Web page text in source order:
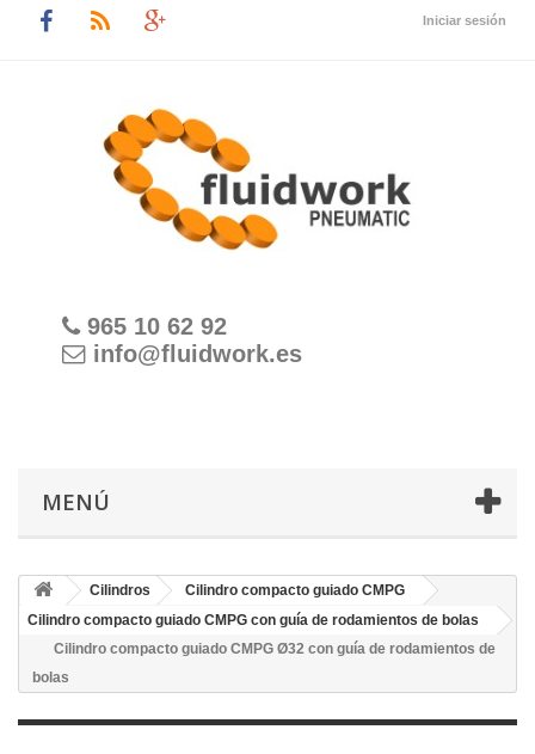
Iniciar sesión
965 10 62 92
info@fluidwork.es
MENÚ
Cilindros
Cilindro compacto guiado CMPG
Cilindro compacto guiado CMPG con guía de rodamientos de bolas
Cilindro compacto guiado CMPG Ø32 con guía de rodamientos de
bolas